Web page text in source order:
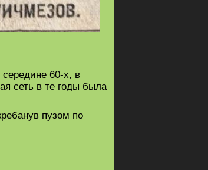
60-х, в
сеть в те годы была
пузом по